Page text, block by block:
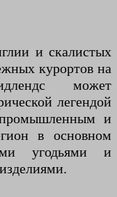
и скалистых
курортов на
может
легендой
и
в основном
угодьями и